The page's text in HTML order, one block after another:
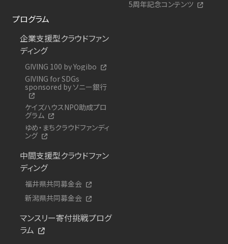
5周年記念コンテンツ
プログラム
企業支援型クラウドファン
ディング
GIVING 100 by Yogibo
GIVING for SDGs
sponsored by ソニー銀行
ケイズハウスNPO助成プロ
グラム
ゆめ・まちクラウドファンディ
ング
中間支援型クラウドファン
ディング
福井県共同募金会
新潟県共同募金会
マンスリー寄付挑戦プログ
ラム